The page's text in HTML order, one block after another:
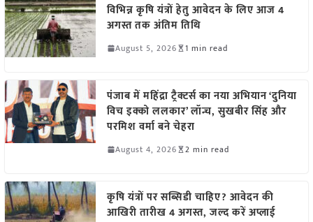
विभिन्न कृषि यंत्रों हेतु आवेदन के लिए आज 4
अगस्त तक अंतिम तिथि
August 5, 2026 1 min read
पंजाब में महिंद्रा ट्रैक्टर्स का नया अभियान ‘दुनिया
विच इक्को ललकार’ लॉन्च, सुखबीर सिंह और
परमिश वर्मा बने चेहरा
August 4, 2026 2 min read
कृषि यंत्रों पर सब्सिडी चाहिए? आवेदन की
आखिरी तारीख 4 अगस्त, जल्द करें अप्लाई